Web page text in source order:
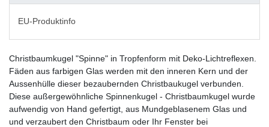
EU-Produktinfo
Christbaumkugel "Spinne" in Tropfenform mit Deko-Lichtreflexen.
Fäden aus farbigen Glas werden mit den inneren Kern und der
Aussenhülle dieser bezaubernden Christbaukugel verbunden.
Diese außergewöhnliche Spinnenkugel - Christbaumkugel wurde
aufwendig von Hand gefertigt, aus Mundgeblasenem Glas und
und verzaubert den Christbaum oder Ihr Fenster bei